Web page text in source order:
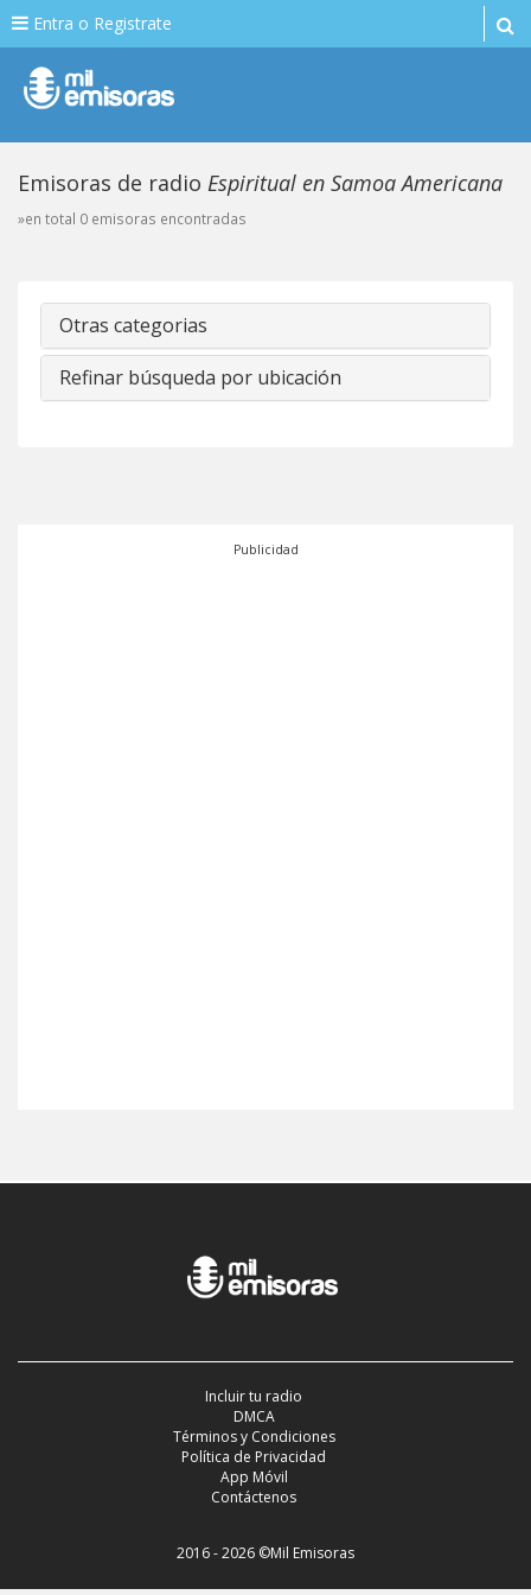
Entra o Registrate
Emisoras de radio Espiritual en Samoa Americana
»en total 0 emisoras encontradas
Otras categorias
Refinar búsqueda por ubicación
Publicidad
Incluir tu radio
DMCA
Términos y Condiciones
Política de Privacidad
App Móvil
Contáctenos
2016 - 2026 ©Mil Emisoras